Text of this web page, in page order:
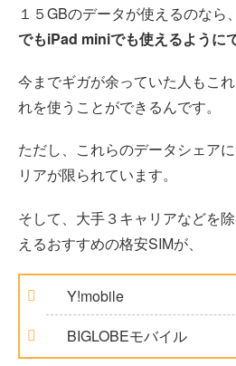
１５GBのデータが使えるのなら
でもiPad miniでも使えるように
今までギガが余っていた人もこ
れを使うことができるんです。
ただし、これらのデータシェア
リアが限られています。
そして、大手３キャリアなどを
えるおすすめの格安SIMが、
Y!mobile
BIGLOBEモバイル